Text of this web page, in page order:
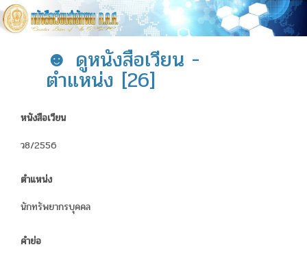
☻ ดูหนังสือเวียน -
ตำแหน่ง [26]
หนังสือเวียน
ว8/2556
ตำแหน่ง
นักทรัพยากรบุคคล
คำย่อ